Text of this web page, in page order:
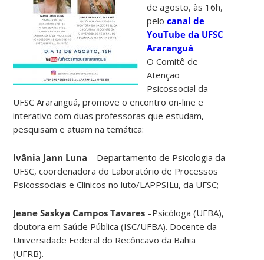
de agosto, às 16h,
pelocanal de
YouTube da UFSC
Araranguá.
O Comitê de
Atenção
Psicossocial da
UFSC Araranguá, promove o encontro on-line e
interativo com duas professoras que estudam,
pesquisam e atuam na temática:
Ivânia Jann Luna – Departamento de Psicologia da
UFSC, coordenadora do Laboratório de Processos
Psicossociais e Clinicos no luto/LAPPSILu, da UFSC;
Jeane Saskya Campos Tavares –Psicóloga (UFBA),
doutora em Saúde Pública (ISC/UFBA). Docente da
Universidade Federal do Recôncavo da Bahia
(UFRB).